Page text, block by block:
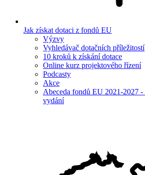
Jak získat dotaci z fondů EU
Výzvy
Vyhledávač dotačních příležitostí
10 kroků k získání dotace
Online kurz projektového řízení
Podcasty
Akce
Abeceda fondů EU 2021-2027 -
vydání